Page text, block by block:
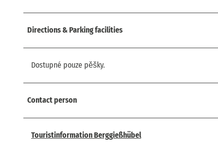
Directions & Parking facilities
Dostupné pouze pěšky.
Contact person
Touristinformation Berggießhübel